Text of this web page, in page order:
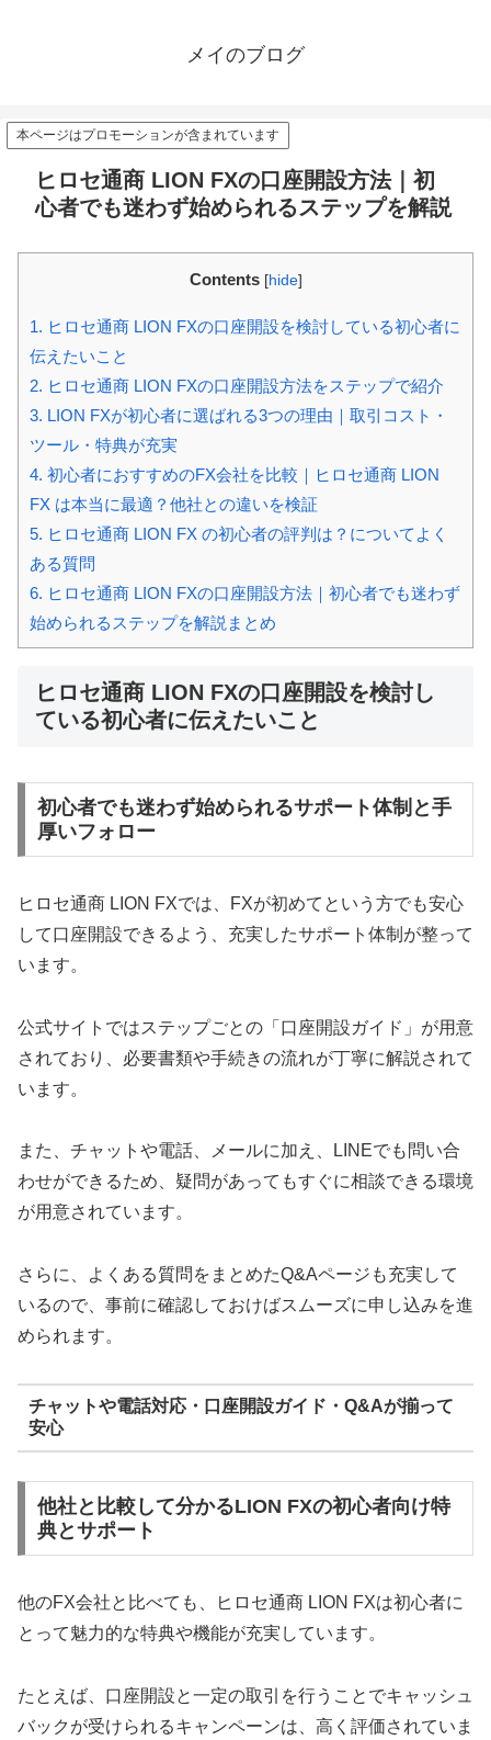
メイのブログ
本ページはプロモーションが含まれています
ヒロセ通商 LION FXの口座開設方法｜初
心者でも迷わず始められるステップを解説
Contents [hide]
1. ヒロセ通商 LION FXの口座開設を検討している初心者に
伝えたいこと
2. ヒロセ通商 LION FXの口座開設方法をステップで紹介
3. LION FXが初心者に選ばれる3つの理由｜取引コスト・
ツール・特典が充実
4. 初心者におすすめのFX会社を比較｜ヒロセ通商 LION
FX は本当に最適？他社との違いを検証
5. ヒロセ通商 LION FX の初心者の評判は？についてよく
ある質問
6. ヒロセ通商 LION FXの口座開設方法｜初心者でも迷わず
始められるステップを解説まとめ
ヒロセ通商 LION FXの口座開設を検討し
ている初心者に伝えたいこと
初心者でも迷わず始められるサポート体制と手
厚いフォロー
ヒロセ通商 LION FXでは、FXが初めてという方でも安心
して口座開設できるよう、充実したサポート体制が整って
います。
公式サイトではステップごとの「口座開設ガイド」が用意
されており、必要書類や手続きの流れが丁寧に解説されて
います。
また、チャットや電話、メールに加え、LINEでも問い合
わせができるため、疑問があってもすぐに相談できる環境
が用意されています。
さらに、よくある質問をまとめたQ&Aページも充実して
いるので、事前に確認しておけばスムーズに申し込みを進
められます。
チャットや電話対応・口座開設ガイド・Q&Aが揃って
安心
他社と比較して分かるLION FXの初心者向け特
典とサポート
他のFX会社と比べても、ヒロセ通商 LION FXは初心者に
とって魅力的な特典や機能が充実しています。
たとえば、口座開設と一定の取引を行うことでキャッシュ
バックが受けられるキャンペーンは、高く評価されていま